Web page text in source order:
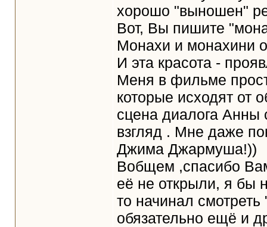
хорошо "выношен"
Вот, Вы пишите
Монахи и монахини
И эта красота -
Меня в фильме
которые исходят от
сцена диалога Анны
взгляд . Мне даже
Джима Джармуша!))
Вобщем ,спасибо
её не открыли, я бы
то начинал
обязательно ещё и